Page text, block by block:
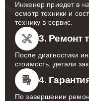
Инженер приедет в
осмотр техники и
технику в сервис.
3. Ремонт
После диагностики
стоимость, детали
4.
По завершении